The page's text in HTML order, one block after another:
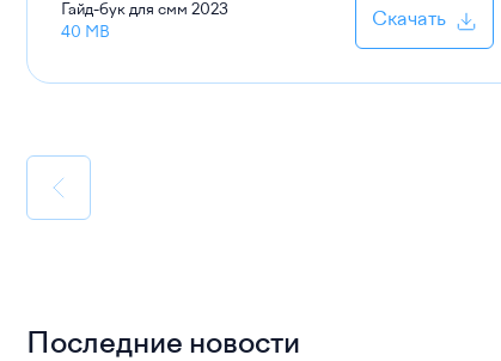
Гайд-бук для смм 2023
40 MB
Скачать
Последние новости